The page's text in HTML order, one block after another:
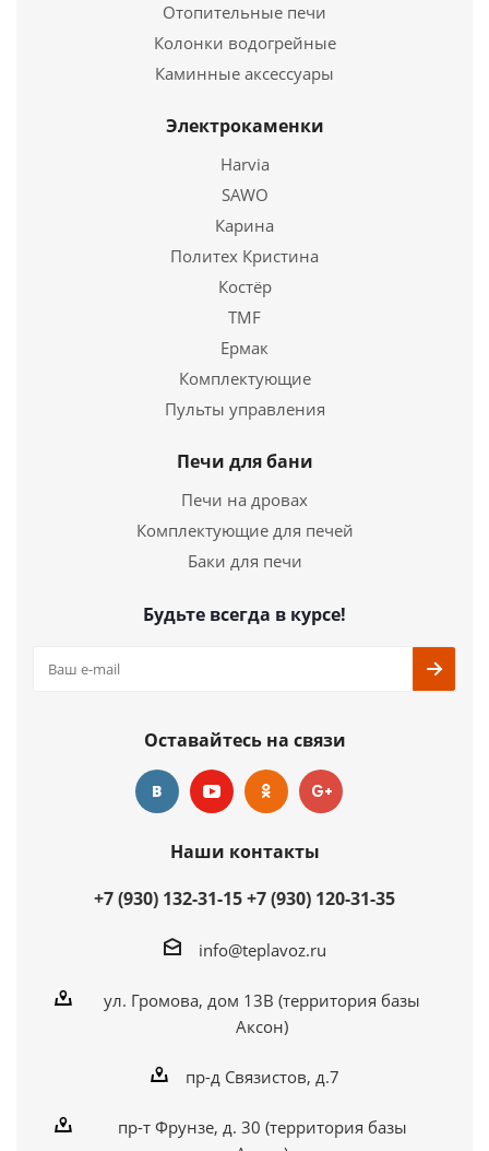
Труба моно ТМ-Р L1000.430, 0,5, D 180
Подробнее
Купить в 1 клик
Отопительные печи
Колонки водогрейные
Каминные аксессуары
Электрокаменки
Harvia
SAWO
Карина
Политех Кристина
Костёр
TMF
Ермак
Комплектующие
Пульты управления
Печи для бани
Печи на дровах
Комплектующие для печей
Баки для печи
Будьте всегда в курсе!
Оставайтесь на связи
Наши контакты
+7 (930) 132-31-15+7 (930) 120-31-35
info@teplavoz.ru
ул. Громова, дом 13В (территория базы
Аксон)
пр-д Связистов, д.7
пр-т Фрунзе, д. 30 (территория базы